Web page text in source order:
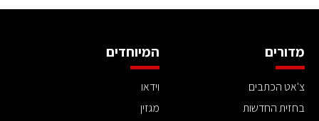
מדורים
צ'אט הכתבים
בחזית החדשות
המיוחדים
וידאו
מגזין